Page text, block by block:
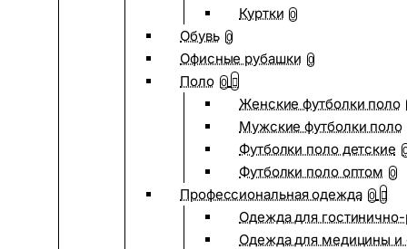
Куртки 0
Обувь 0
Офисные рубашки 0
Поло 0
Женские футболки поло
Мужские футболки поло
Футболки поло детские
Футболки поло оптом 0
Профессиональная одежда 0
Одежда для
Одежда для медицины и